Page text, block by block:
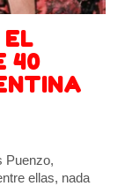
EL
40
Puenzo,
ellas, nada